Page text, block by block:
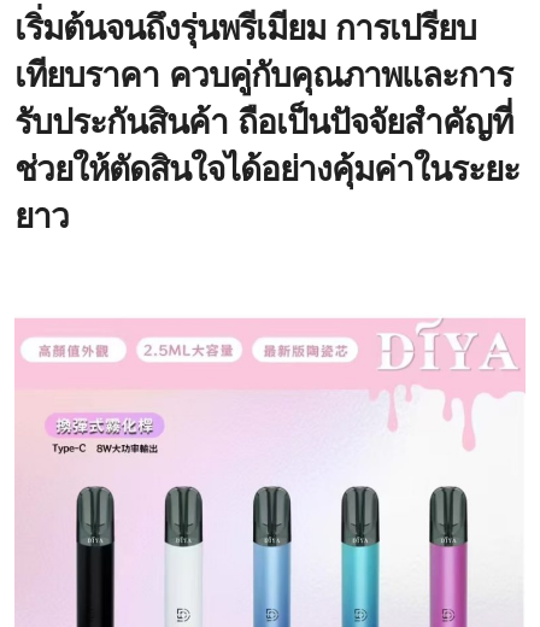
เริ่มต้นจนถึงรุ่นพรีเมียม การเปรียบ
เทียบราคา ควบคู่กับคุณภาพและการ
รับประกันสินค้า ถือเป็นปัจจัยสำคัญที่
ช่วยให้ตัดสินใจได้อย่างคุ้มค่าในระยะ
ยาว